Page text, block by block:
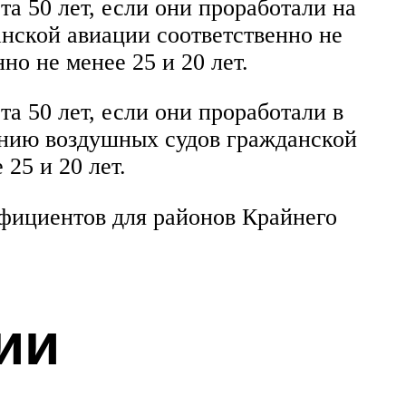
50 лет, если они проработали на
авиации соответственно не
не менее 25 и 20 лет.
50 лет, если они проработали в
воздушных судов гражданской
и 20 лет.
для районов Крайнего